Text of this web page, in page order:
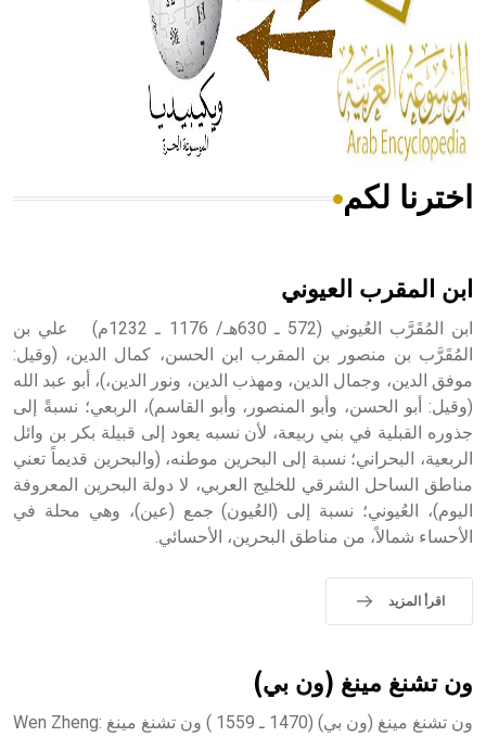
- هل تعلم أن المرجان إفراز حيواني يتكون في البحر ويتركب
من مادة كربونات الكلسيوم، وهو أحمر أو شديد الحمرة وهو
أجود أنواعه، ويمتاز بكبر الحجم ويسمى الش
هل تعلم أن الأبسيد كلمة فرنسية اللفظ تم اعتمادها مصطلحاً
- هل تعلم أن أبجر Abgar اسم معروف جيداً يعود إلى عدد من
الملوك الذين حكموا مدينة إديسا (الرها) من أبجر الأول وحتى
التاسع، وهم ينتسبون إلى أسرة أوسروين
حيث تقتصر القيمة الصوتية للعلامة الك
اخترنا لكم
ابن المقرب العيوني
ابن المُقَرَّب العُيوني (572 ـ 630هـ/ 1176 ـ 1232م) علي بن
المُقَرَّب بن منصور بن المقرب ابن الحسن، كمال الدين، (وقيل:
موفق الدين، وجمال الدين، ومهذب الدين، ونور الدين،)، أبو عبد الله
(وقيل: أبو الحسن، وأبو المنصور، وأبو القاسم)، الربعي؛ نسبةً إلى
جذوره القبلية في بني ربيعة، لأن نسبه يعود إلى قبيلة بكر بن وائل
الربعية، البحراني؛ نسبة إلى البحرين موطنه، (والبحرين قديماً تعني
مناطق الساحل الشرقي للخليج العربي، لا دولة البحرين المعروفة
اليوم)، العُيوني؛ نسبة إلى (العُيون) جمع (عين)، وهي محلة في
الأحساء شمالاً، من مناطق البحرين، الأحسائي.
اقرأ المزيد
ون تشنغ مينغ (ون بي)
ون تشنغ مينغ (ون بي) (1470 ـ 1559 ) ون تشنغ مينغ :Wen Zheng